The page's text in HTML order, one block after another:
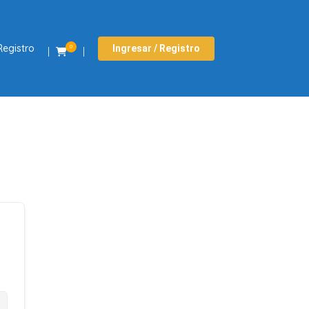
0 Ingresar / Registro